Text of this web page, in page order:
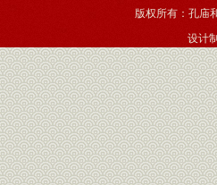
版权所有：孔庙
设计